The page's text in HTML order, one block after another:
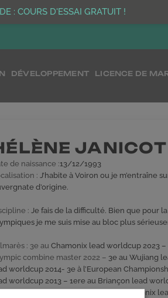
DÉVELOPPEMENT LICENCE DE
JANICOT
de naissance :13/12/1993
: J’habite à Voiron ou je m’entraîne
d’origine.
: Je fais de la difficulté. Bien que pour
je me suis mise au bloc plus
: 3e au Chamonix lead worldcup 2023 –
combine master 2022 – 3e au Wujiang
worldcup 2014- 3e à l’European
worldcup 2013 – 1ere au Briançon lead
Chamonix
: COURS D'ESSAI GRATUIT !